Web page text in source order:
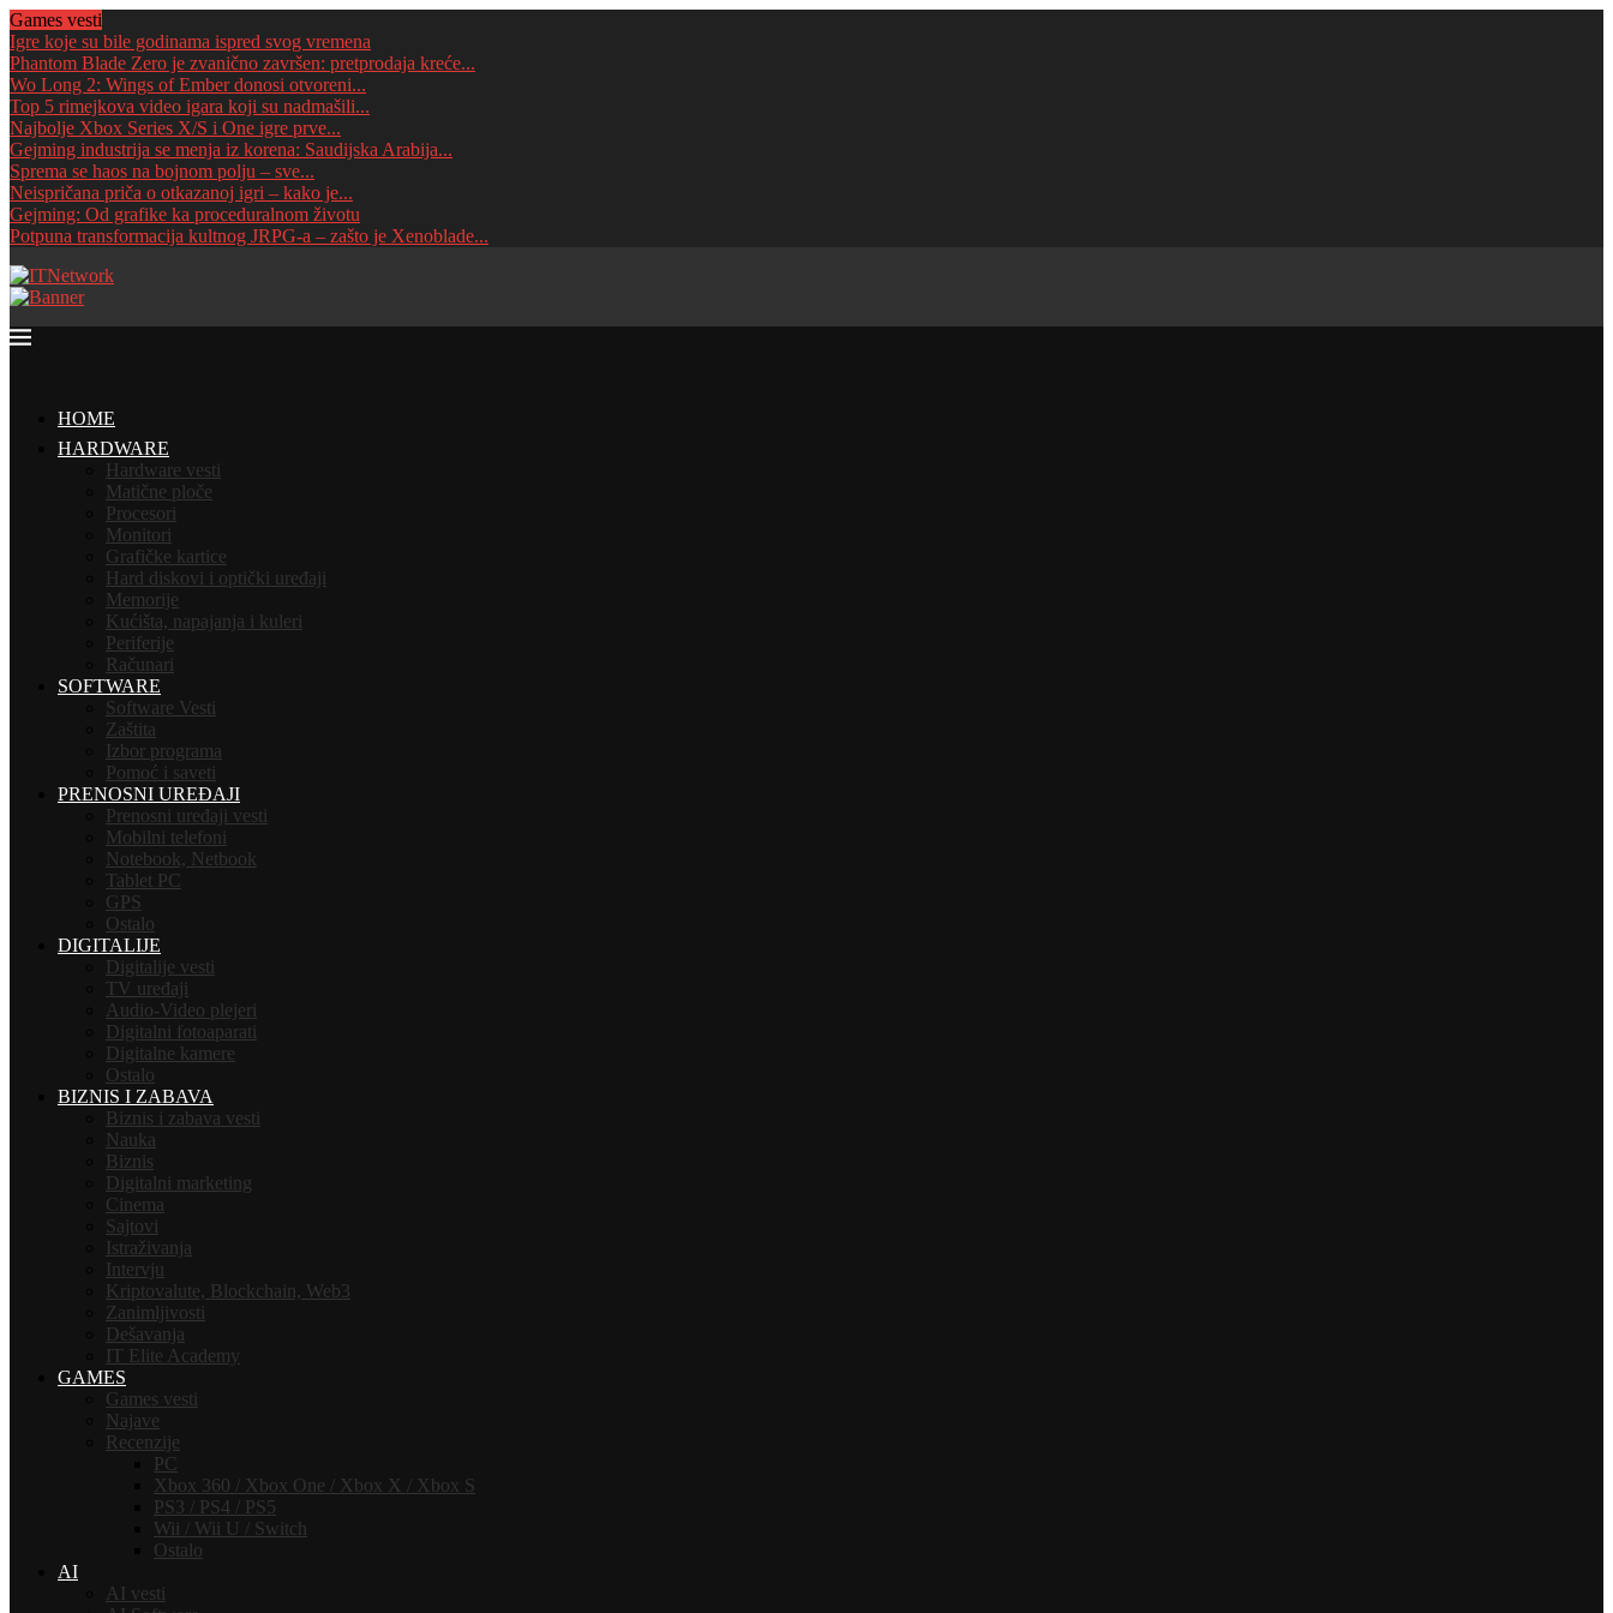
Games vesti
Igre koje su bile godinama ispred svog vremena
Phantom Blade Zero je zvanično završen: pretprodaja kreće...
Wo Long 2: Wings of Ember donosi otvoreni...
Top 5 rimejkova video igara koji su nadmašili...
Najbolje Xbox Series X/S i One igre prve...
Gejming industrija se menja iz korena: Saudijska Arabija...
Sprema se haos na bojnom polju – sve...
Neispričana priča o otkazanoj igri – kako je...
Gejming: Od grafike ka proceduralnom životu
Potpuna transformacija kultnog JRPG-a – zašto je Xenoblade...
HOME
HARDWARE
Hardware vesti
Matične ploče
Procesori
Monitori
Grafičke kartice
Hard diskovi i optički uređaji
Memorije
Kućišta, napajanja i kuleri
Periferije
Računari
SOFTWARE
Software Vesti
Zaštita
Izbor programa
Pomoć i saveti
PRENOSNI UREĐAJI
Prenosni uređaji vesti
Mobilni telefoni
Notebook, Netbook
Tablet PC
GPS
Ostalo
DIGITALIJE
Digitalije vesti
TV uređaji
Audio-Video plejeri
Digitalni fotoaparati
Digitalne kamere
Ostalo
BIZNIS I ZABAVA
Biznis i zabava vesti
Nauka
Biznis
Digitalni marketing
Cinema
Sajtovi
Istraživanja
Intervju
Kriptovalute, Blockchain, Web3
Zanimljivosti
Dešavanja
IT Elite Academy
GAMES
Games vesti
Najave
Recenzije
PC
Xbox 360 / Xbox One / Xbox X / Xbox S
PS3 / PS4 / PS5
Wii / Wii U / Switch
Ostalo
AI
AI vesti